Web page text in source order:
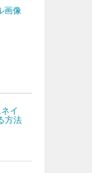
画像
イ
方法